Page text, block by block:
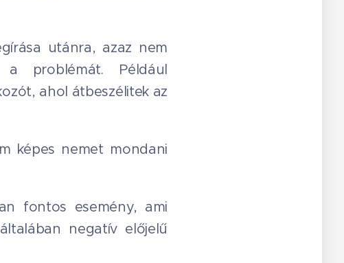
utánra, azaz nem
problémát. Például
ahol átbeszélitek az
képes nemet mondani
fontos esemény, ami
negatív előjelű